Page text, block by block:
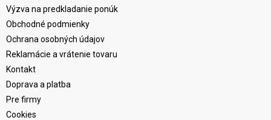
Výzva na predkladanie ponúk
Obchodné podmienky
Ochrana osobných údajov
Reklamácie a vrátenie tovaru
Kontakt
Doprava a platba
Pre firmy
Cookies